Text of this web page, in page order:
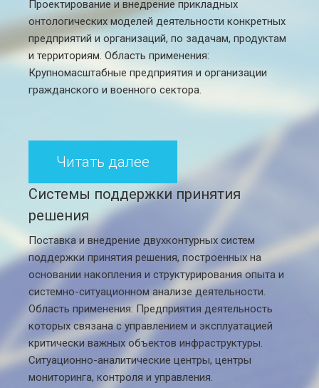
Проектирование и внедрение прикладных
онтологических моделей деятельности конкретных
предприятий и организаций, по задачам, продуктам
и территориям. Область применения:
Крупномасштабные предприятия и организации
гражданского и военного сектора.
Читать далее
Системы поддержки принятия
решения
Поставка и внедрение двухконтурных систем
поддержки принятия решения, построенных на
основании накопления и структурирования опыта и
системно-ситуационном анализе деятельности.
Область применения: Предприятия деятельность
которых связана с управлением и эксплуатацией
критически важных объектов инфраструктуры.
Ситуационно-аналитические центры, центры
мониторинга, контроля и управления.